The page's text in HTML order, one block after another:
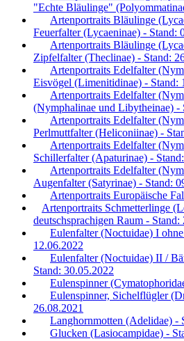
"Echte Bläulinge"
Artenportraits Bläulinge
Feuerfalter (Lycaeninae) - Stand:
Artenportraits Bläulinge
Zipfelfalter (Theclinae) - Stand:
Artenportraits Edelfalter
Eisvögel (Limenitidinae) - Stand:
Artenportraits Edelfalter
(Nymphalinae und Libytheinae) -
Artenportraits Edelfalter
Perlmuttfalter (Heliconiinae) -
Artenportraits Edelfalter
Schillerfalter (Apaturinae) -
Artenportraits Edelfalter
Augenfalter (Satyrinae) - Stand:
Artenportraits Europäische
Artenportraits Schmetterlinge
deutschsprachigen Raum - Stand:
Eulenfalter (Noctuidae) I
12.06.2022
Eulenfalter (Noctuidae) II /
Stand: 30.05.2022
Eulenspinner
Eulenspinner, Sichelflügler
26.08.2021
Langhornmotten (Adelidae) -
Glucken (Lasiocampidae) -